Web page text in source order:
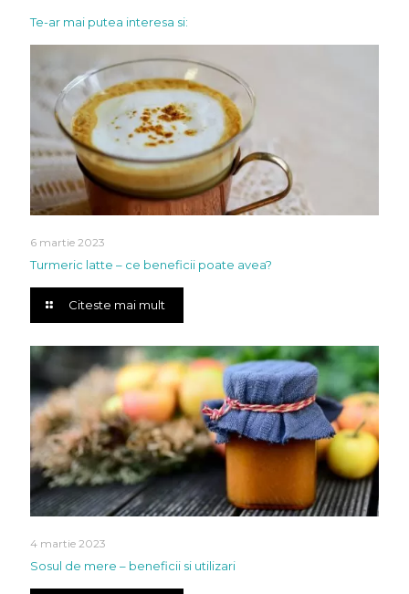
Te-ar mai putea interesa si:
6 martie 2023
Turmeric latte – ce beneficii poate avea?
Citeste mai mult
4 martie 2023
Sosul de mere – beneficii si utilizari